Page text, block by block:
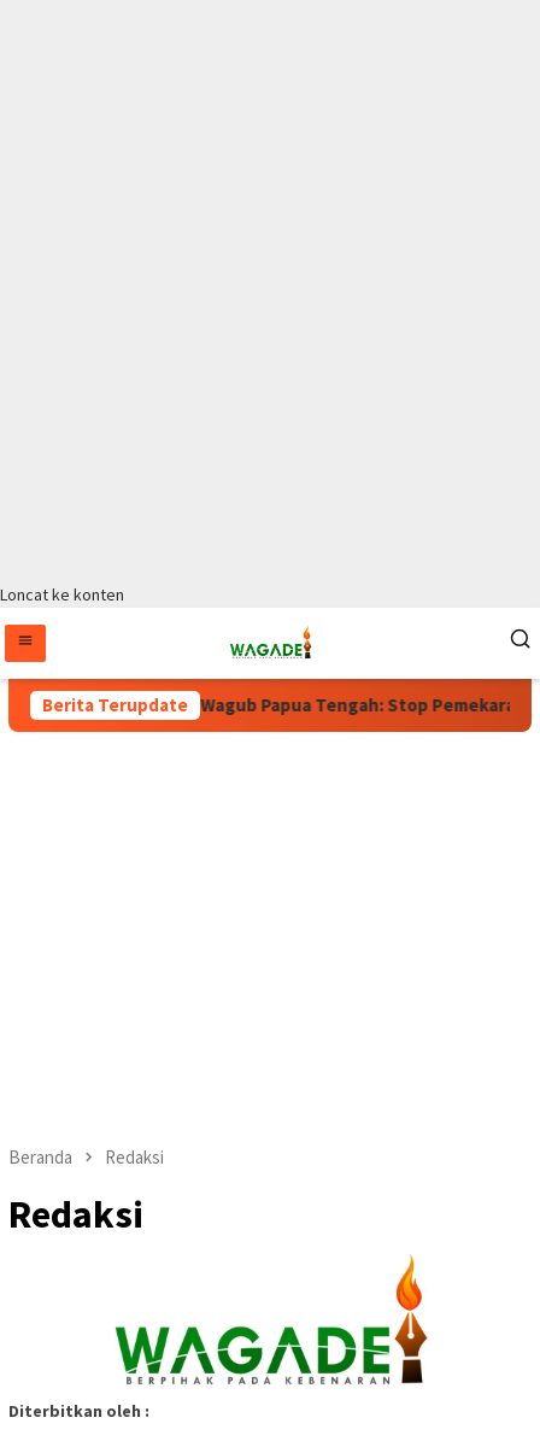
Loncat ke konten
Berita Terupdate
Masih Berlaku, Wagub Papua Tengah: Stop Pemekaran
Beranda Redaksi
Redaksi
Diterbitkan oleh :